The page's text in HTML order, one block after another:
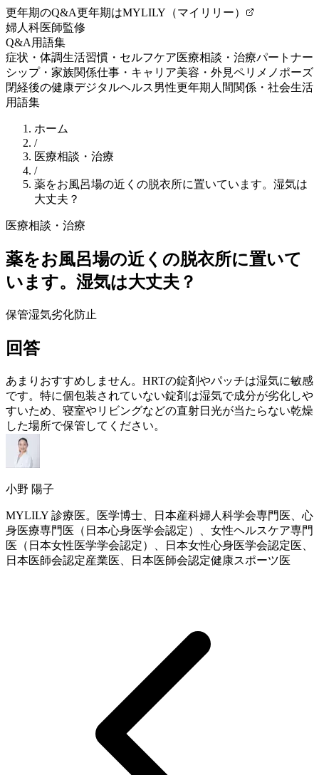
更年期のQ&A更年期はMYLILY（マイリリー）
婦人科医師監修
Q&A 用語集
症状・体調生活習慣・セルフケア医療相談・治療パートナー
シップ・家族関係仕事・キャリア美容・外見ペリメノポーズ
閉経後の健康デジタルヘルス男性更年期 人間関係・社会生活
用語集
ホーム
/
医療相談・治療
/
薬をお風呂場の近くの脱衣所に置いています。湿気は
大丈夫？
医療相談・治療
薬をお風呂場の近くの脱衣所に置いて
います。湿気は大丈夫？
保管湿気劣化防止
回答
あまりおすすめしません。 HRTの錠剤やパッチは湿気に敏感
です。特に個包装されていない錠剤は湿気で成分が劣化しや
すいため、寝室やリビングなどの直射日光が当たらない乾燥
した場所で保管してください。
小野 陽子
MYLILY 診療医。医学博士、日本産科婦人科学会専門医、心
身医療専門医（日本心身医学会認定）、女性ヘルスケア専門
医（日本女性医学学会認定）、日本女性心身医学会認定医、
日本医師会認定産業医、日本医師会認定健康スポーツ医